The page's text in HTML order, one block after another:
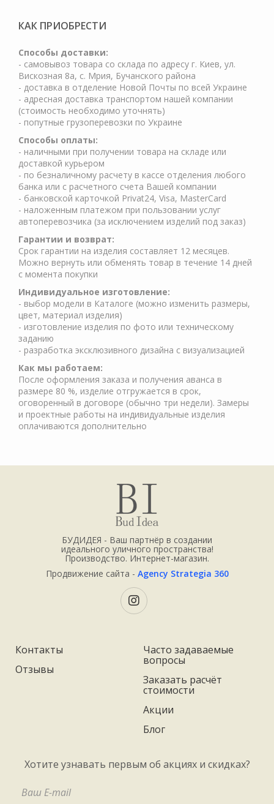
КАК ПРИОБРЕСТИ
Cпособы доставки:
- самовывоз товара со склада по адресу г. Киев, ул.
Вискозная 8а, с. Мрия, Бучанского района
- доставка в отделение Новой Почты по всей Украине
- адресная доставка транспортом нашей компании
(стоимость необходимо уточнять)
- попутные грузоперевозки по Украине
Способы оплаты:
- наличными при получении товара на складе или
доставкой курьером
- по безналичному расчету в кассе отделения любого
банка или с расчетного счета Вашей компании
- банковской карточкой Privat24, Visa, MasterCard
- наложенным платежом при пользовании услуг
автоперевозчика (за исключением изделий под заказ)
Гарантии и возврат:
Срок гарантии на изделия составляет 12 месяцев.
Можно вернуть или обменять товар в течение 14 дней
с момента покупки
Индивидуальное изготовление:
- выбор модели в Каталоге (можно изменить размеры,
цвет, материал изделия)
- изготовление изделия по фото или техническому
заданию
- разработка эксклюзивного дизайна с визуализацией
Как мы работаем:
После оформления заказа и получения аванса в
размере 80 %, изделие отгружается в срок,
оговоренный в договоре (обычно три недели). Замеры
и проектные работы на индивидуальные изделия
оплачиваются дополнительно
БУДИДЕЯ - Ваш партнёр в создании
идеального уличного пространства!
Производство. Интернет-магазин.
Продвижение сайта - Agency Strategia 360
Контакты
Отзывы
Часто задаваемые
вопросы
Заказать расчёт
стоимости
Акции
Блог
Хотите узнавать первым об акциях и скидках?